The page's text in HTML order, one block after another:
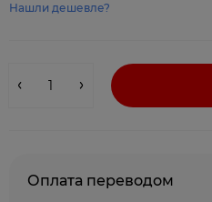
Нашли дешевле?
Оплата переводом